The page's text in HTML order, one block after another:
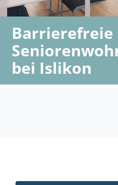
Barrierefreie
bei Islikon